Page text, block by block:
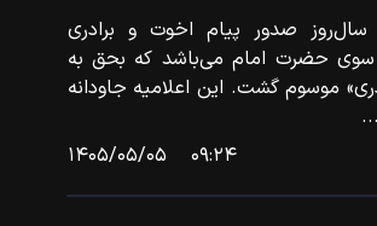
سال‌روز صدور پیام اخوت و برادری
سوی حضرت امام می‌باشد که بحق به
موسوم گشت. این اعلامیه جاودانه
۱۴۰۵/۰۵/۰۵
۰۹:۲۴